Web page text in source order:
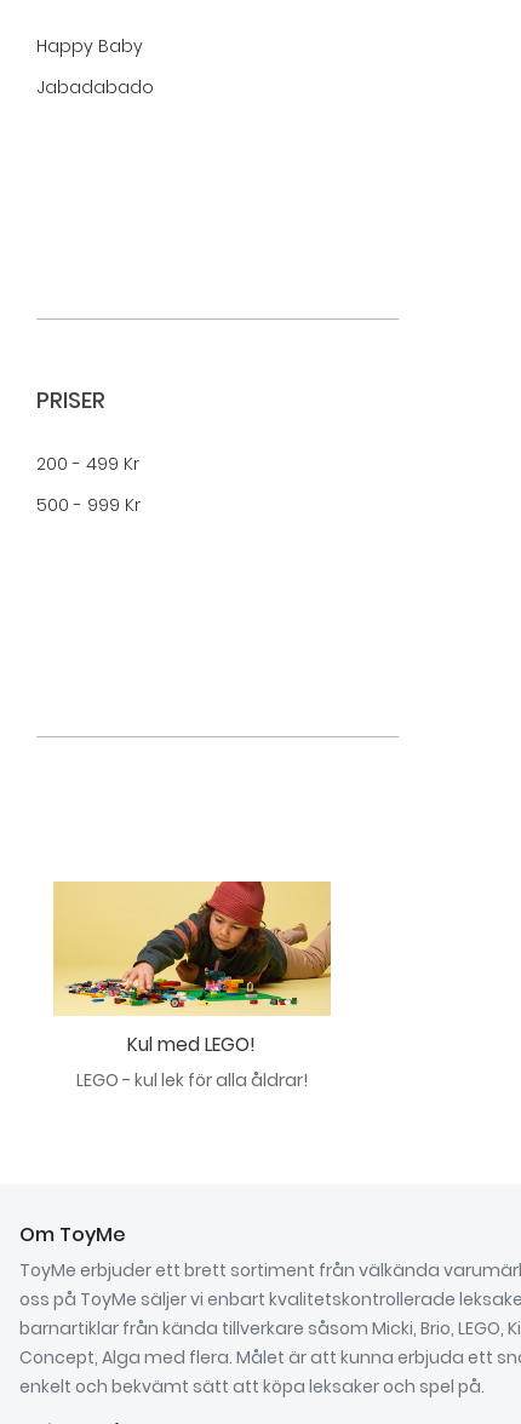
Happy Baby
Jabadabado
PRISER
200 - 499 Kr
500 - 999 Kr
Kul med LEGO!
LEGO - kul lek för alla åldrar!
Om ToyMe
ToyMe erbjuder ett brett sortiment från välkända
oss på ToyMe säljer vi enbart kvalitetskontrollerade
barnartiklar från kända tillverkare såsom Micki, Brio, LEGO,
Concept, Alga med flera. Målet är att kunna erbjuda ett
enkelt och bekvämt sätt att köpa leksaker och spel på.